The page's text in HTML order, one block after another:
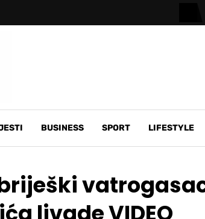
BUSINESS SPORT LIFESTYLE